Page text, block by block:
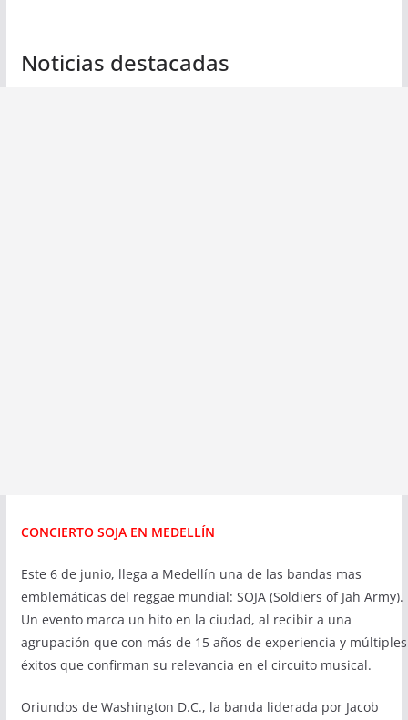
Noticias destacadas
CONCIERTO SOJA EN MEDELLÍN
Este 6 de junio, llega a Medellín una de las bandas mas
emblemáticas del reggae mundial: SOJA (Soldiers of Jah Army).
Un evento marca un hito en la ciudad, al recibir a una
agrupación que con más de 15 años de experiencia y múltiples
éxitos que confirman su relevancia en el circuito musical.
Oriundos de Washington D.C., la banda liderada por Jacob